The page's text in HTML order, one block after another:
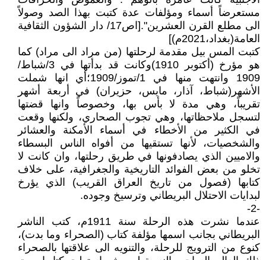
مستعرضاً أسماء ومؤلفات عدة كتبت بهذا الصد وصولاً
الى مطلع القرن العشرين".[اص17/ دار الشؤون الثقافية
العامة(بغداد،2021م)]
كتبت المس بيل مقدمة لرحلتها (من مراد الى مراد) كما
هو مؤرخ (أكتوبر 1910)وكانت قد بدأتها في 3/شباط/
1909 وانتهت منها في 1/تموز/1909؛أي انها شملت
الأشهر(شباط، آذار، مايس، حزيران) في أربعة أشهر
تقريباً، وهي مدة لا بأس بها، وخصوصاً وانها قضتها
لتسجل ملاحظاتها، وهي تجوب الصحاري، ولكنها وقعت
في الكثير من الأخطاء في أسماء الأمكنة والعشائر
والشخصيات، لأنها تستقيها من أفواه الناس البسطاء
والاميين الذي يصادفونها في طريق رحلتها، وان كانت لا
تخلو من بعض الفوائد التاريخية والجغرافية، على خلاف
كتابها (فصول من تاريخ العراق القريب) الذي يؤرخ
لبدايات الاحتلال البريطاني وترسيخ وجوده.
-2-
عندما نشرت هذه الرحلة سنة 1911م، كتب الناشر
البريطاني بجانب اسمها مؤلفة كتاب (الصحراء وما بدت)،
كنوع من الترويج للرحلة، والتنويه الى علاقتها بالصحراء